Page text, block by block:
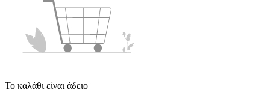
Το καλάθι είναι άδειο